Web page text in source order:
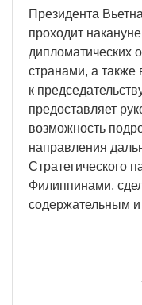
Президента
проходит
дипломатических
странами, а также
к
предоставляет
возможность
направления
Стратегического
Филиппинами,
содержательным